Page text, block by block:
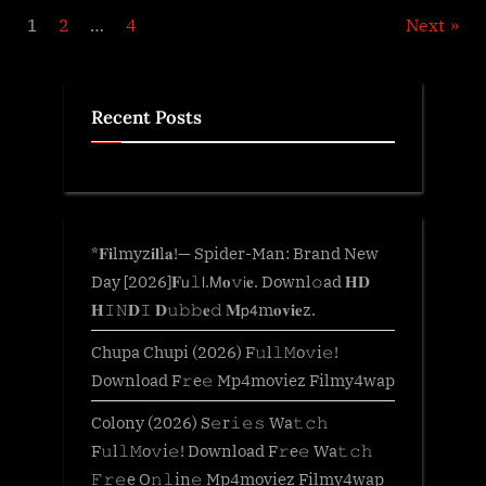
Posts
1 2 … 4 Next
Recent Posts
*𝐅𝐢lmyz𝐢𝐥l𝐚!— Spider-Man: Brand New
Day [2026]𝐅𝗎𝚕𝗅.𝖬𝐨𝚟𝗂𝐞. Downl𝚘ad 𝐇𝐃
𝐇𝙸𝙽𝐃𝙸 𝐃𝚞𝚋𝚋𝐞𝚍 𝐌𝗉𝟦m𝐨𝐯𝐢𝐞z.
Chupa Chupi (2026) F𝚞l𝚕𝙼o𝚟i𝚎!
Download F𝚛e𝚎 Mp4moviez Filmy4wap
Colony (2026) S𝚎r𝚒𝚎𝚜 Wa𝚝𝚌𝚑
F𝚞l𝚕𝙼o𝚟i𝚎! Download F𝚛e𝚎 Wa𝚝𝚌𝚑
𝙵𝚛𝚎e O𝚗𝚕in𝚎 Mp4moviez Filmy4wap